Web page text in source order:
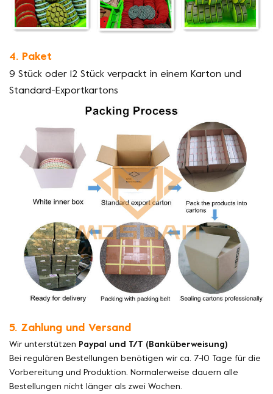
4. Paket
9 Stück oder 12 Stück verpackt in einem Karton und
Standard-Exportkartons
5. Zahlung und Versand
Wir unterstützen Paypal und T/T (Banküberweisung)
Bei regulären Bestellungen benötigen wir ca. 7-10 Tage für die
Vorbereitung und Produktion. Normalerweise dauern alle
Bestellungen nicht länger als zwei Wochen.